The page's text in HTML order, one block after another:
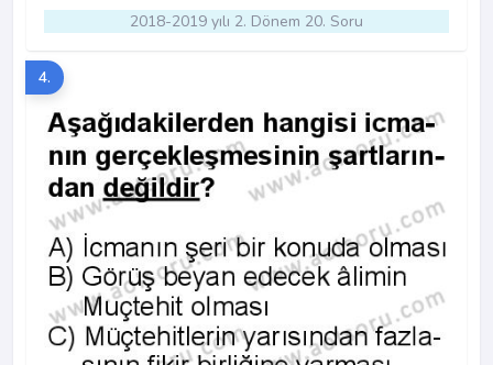
2018-2019 yılı 2. Dönem 20. Soru
4.